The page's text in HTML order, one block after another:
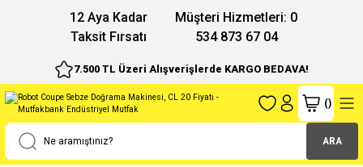
12 Aya Kadar
Taksit Fırsatı
Müşteri Hizmetleri: 0
534 873 67 04
7.500 TL Üzeri Alışverişlerde KARGO BEDAVA!
ARA
()